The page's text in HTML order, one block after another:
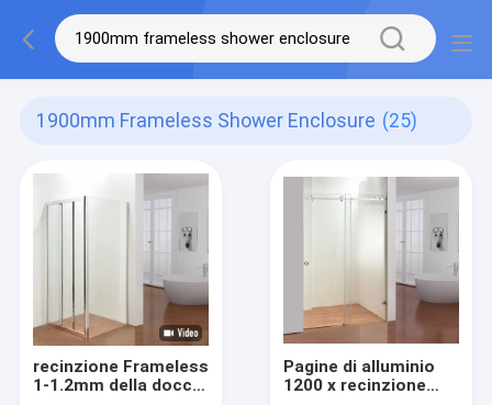
1900mm Frameless Shower Enclosure (25)
recinzione Frameless
1-1.2mm della doccia
Pagine di alluminio
1200 x recinzione